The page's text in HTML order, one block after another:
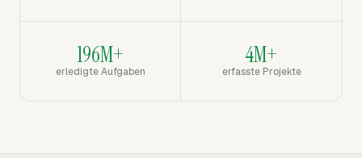
196M+
erledigte Aufgaben
4M+
erfasste Projekte